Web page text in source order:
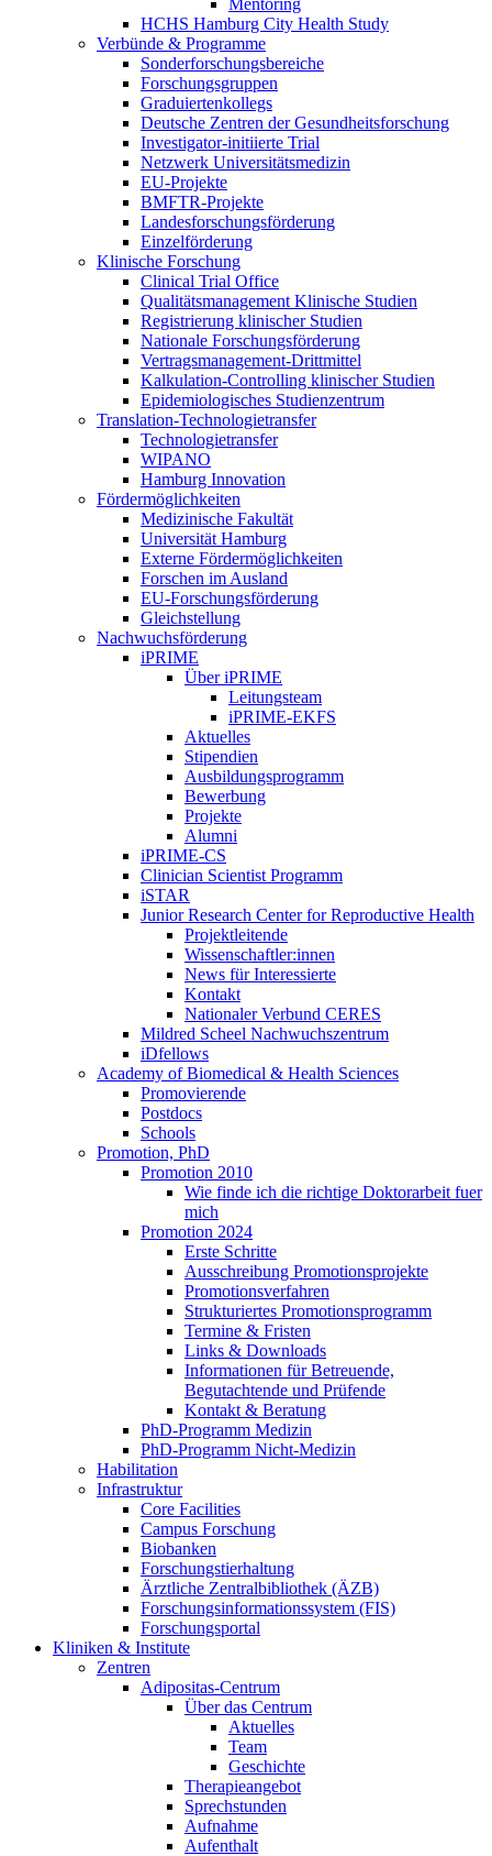
Mentoring
HCHS Hamburg City Health Study
Verbünde & Programme
Sonderforschungsbereiche
Forschungsgruppen
Graduiertenkollegs
Deutsche Zentren der Gesundheitsforschung
Investigator-initiierte Trial
Netzwerk Universitätsmedizin
EU-Projekte
BMFTR-Projekte
Landesforschungsförderung
Einzelförderung
Klinische Forschung
Clinical Trial Office
Qualitätsmanagement Klinische Studien
Registrierung klinischer Studien
Nationale Forschungsförderung
Vertragsmanagement-Drittmittel
Kalkulation-Controlling klinischer Studien
Epidemiologisches Studienzentrum
Translation-Technologietransfer
Technologietransfer
WIPANO
Hamburg Innovation
Fördermöglichkeiten
Medizinische Fakultät
Universität Hamburg
Externe Fördermöglichkeiten
Forschen im Ausland
EU-Forschungsförderung
Gleichstellung
Nachwuchsförderung
iPRIME
Über iPRIME
Leitungsteam
iPRIME-EKFS
Aktuelles
Stipendien
Ausbildungsprogramm
Bewerbung
Projekte
Alumni
iPRIME-CS
Clinician Scientist Programm
iSTAR
Junior Research Center for Reproductive Health
Projektleitende
Wissenschaftler:innen
News für Interessierte
Kontakt
Nationaler Verbund CERES
Mildred Scheel Nachwuchszentrum
iDfellows
Academy of Biomedical & Health Sciences
Promovierende
Postdocs
Schools
Promotion, PhD
Promotion 2010
Wie finde ich die richtige Doktorarbeit fuer
mich
Promotion 2024
Erste Schritte
Ausschreibung Promotionsprojekte
Promotionsverfahren
Strukturiertes Promotionsprogramm
Termine & Fristen
Links & Downloads
Informationen für Betreuende,
Begutachtende und Prüfende
Kontakt & Beratung
PhD-Programm Medizin
PhD-Programm Nicht-Medizin
Habilitation
Infrastruktur
Core Facilities
Campus Forschung
Biobanken
Forschungstierhaltung
Ärztliche Zentralbibliothek (ÄZB)
Forschungsinformationssystem (FIS)
Forschungsportal
Kliniken & Institute
Zentren
Adipositas-Centrum
Über das Centrum
Aktuelles
Team
Geschichte
Therapieangebot
Sprechstunden
Aufnahme
Aufenthalt